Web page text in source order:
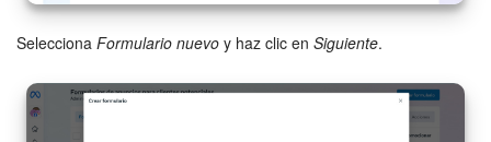
Tienda Online
CRM + Online store
Selecciona Formulario nuevo y haz clic en Siguiente.